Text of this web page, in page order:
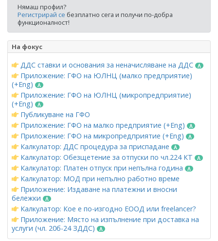
Нямаш профил?
Регистрирай се безплатно сега и получи по-добра
функционалност!
На фокус
ДДС ставки и основания за неначисляване на ДДС
Приложение: ГФО на ЮЛНЦ (малко предприятие)
(+Eng)
Приложение: ГФО на ЮЛНЦ (микропредприятие)
(+Eng)
Публикуване на ГФО
Приложение: ГФО на малко предприятие (+Eng)
Приложение: ГФО на микропредприятие (+Eng)
Калкулатор: ДДС процедура за приспадане
Калкулатор: Обезщетение за отпуски по чл.224 КТ
Калкулатор: Платен отпуск при непълна година
Калкулатор: МОД при непълно работно време
Приложение: Издаване на платежни и вносни
бележки
Калкулатор: Кое е по-изгодно ЕООД или freelancer?
Приложение: Място на изпълнение при доставка на
услуги (чл. 20б-24 ЗДДС)